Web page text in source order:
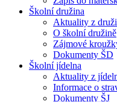
Školní družina
Aktuality z
O školní družině
Zájmové
Dokumenty ŠD
Školní jídelna
Aktuality z
Informace o
Dokumenty ŠJ